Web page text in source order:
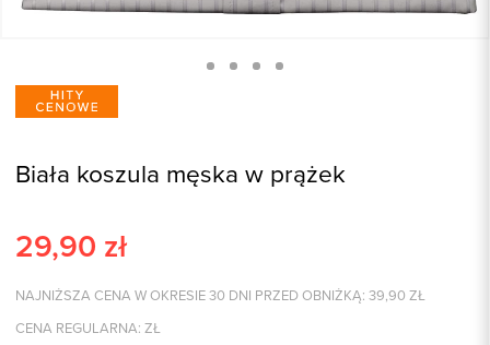
Biała koszula męska w prążek
29,90 zł
NAJNIŻSZA CENA W OKRESIE 30 DNI PRZED OBNIŻKĄ: 39,90 ZŁ
CENA REGULARNA: ZŁ